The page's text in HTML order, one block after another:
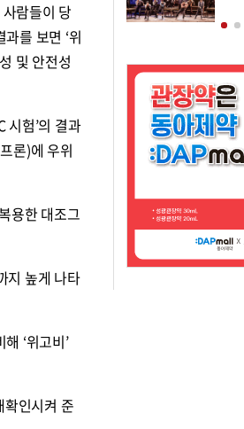
람들이 당
를 보면 ‘위
및 안전성
시험’의 결과
론)에 우위
용한 대조그
지 높게 나타
‘위고비’
확인시켜 준